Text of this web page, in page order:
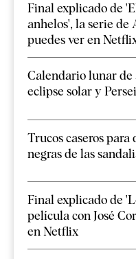
Final explicado de
anhelos', la serie
puedes ver en
Calendario lunar de
eclipse solar y
Trucos caseros
negras de las
Final explicado de
película con José
en Netflix